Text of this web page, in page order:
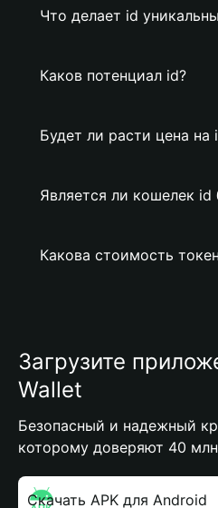
Что делает id
Каков потенциал id?
Будет ли расти цена на
Является ли кошелек id
Какова стоимость
Загрузите
Wallet
Безопасный и надежный
которому доверяют 40 млн
Скачать APK для Android